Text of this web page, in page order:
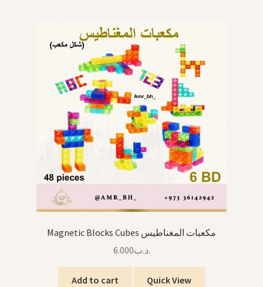
Magnetic Blocks Cubes مكعبات المغناطيس
.د.ب6.000
Add to cart Quick View